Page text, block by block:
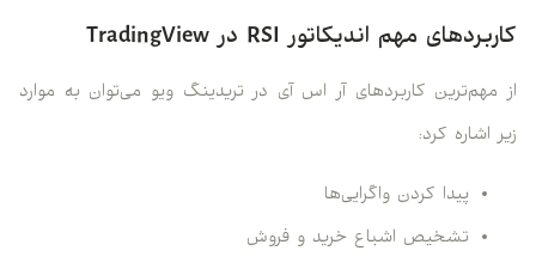
کاربردهای مهم اندیکاتور RSI در TradingView
از مهم‌ترین کاربردهای آر اس آی در تریدینگ ویو می‌توان به موارد
زیر اشاره کرد:
پیدا کردن واگرایی‌ها
تشخیص اشباع خرید و فروش